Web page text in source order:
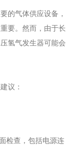
的气体供应设备，
要。然而，由于长
氢气发生器可能会
议：
检查，包括电源连